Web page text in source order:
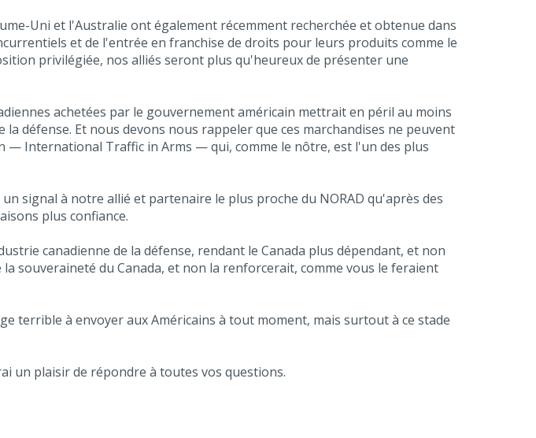
Uni et l'Australie ont également récemment recherchée et obtenue dans
et de l'entrée en franchise de droits pour leurs produits comme le
privilégiée, nos alliés seront plus qu'heureux de présenter une
achetées par le gouvernement américain mettrait en péril au moins
défense. Et nous devons nous rappeler que ces marchandises ne peuvent
— International Traffic in Arms — qui, comme le nôtre, est l'un des plus
signal à notre allié et partenaire le plus proche du NORAD qu'après des
plus confiance.
canadienne de la défense, rendant le Canada plus dépendant, et non
souveraineté du Canada, et non la renforcerait, comme vous le feraient
terrible à envoyer aux Américains à tout moment, mais surtout à ce stade
un plaisir de répondre à toutes vos questions.